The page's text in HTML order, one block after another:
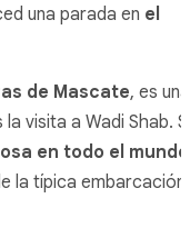
una parada en el
de Mascate, es una
la visita a Wadi Shab.
en todo el mundo
la típica embarcación